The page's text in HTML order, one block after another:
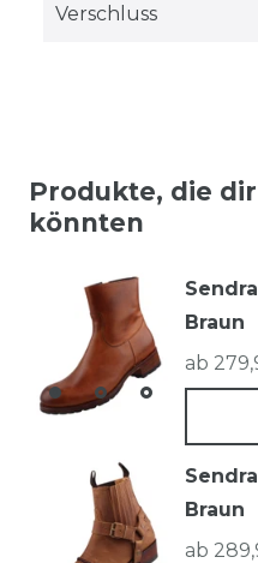
Verschluss
Produkte, die
könnten
Braun
ab
Braun
ab